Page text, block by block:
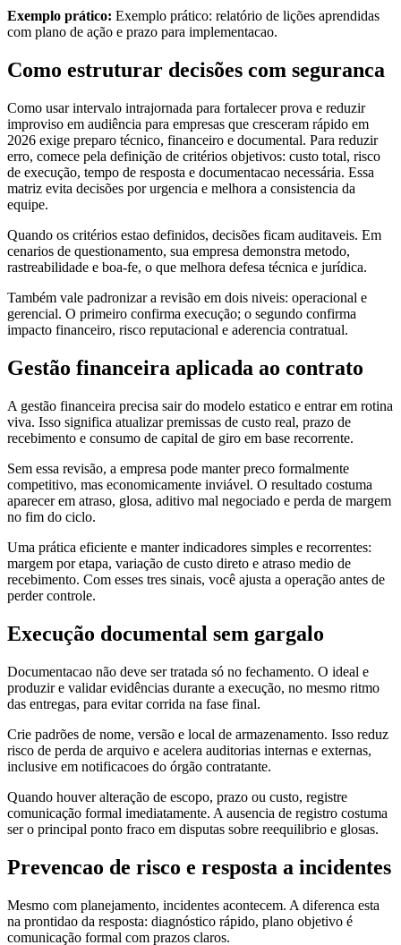
Exemplo prático: Exemplo prático: relatório de lições aprendidas
com plano de ação e prazo para implementacao.
Como estruturar decisões com seguranca
Como usar intervalo intrajornada para fortalecer prova e reduzir
improviso em audiência para empresas que cresceram rápido em
2026 exige preparo técnico, financeiro e documental. Para reduzir
erro, comece pela definição de critérios objetivos: custo total, risco
de execução, tempo de resposta e documentacao necessária. Essa
matriz evita decisões por urgencia e melhora a consistencia da
equipe.
Quando os critérios estao definidos, decisões ficam auditaveis. Em
cenarios de questionamento, sua empresa demonstra metodo,
rastreabilidade e boa-fe, o que melhora defesa técnica e jurídica.
Também vale padronizar a revisão em dois niveis: operacional e
gerencial. O primeiro confirma execução; o segundo confirma
impacto financeiro, risco reputacional e aderencia contratual.
Gestão financeira aplicada ao contrato
A gestão financeira precisa sair do modelo estatico e entrar em rotina
viva. Isso significa atualizar premissas de custo real, prazo de
recebimento e consumo de capital de giro em base recorrente.
Sem essa revisão, a empresa pode manter preco formalmente
competitivo, mas economicamente inviável. O resultado costuma
aparecer em atraso, glosa, aditivo mal negociado e perda de margem
no fim do ciclo.
Uma prática eficiente e manter indicadores simples e recorrentes:
margem por etapa, variação de custo direto e atraso medio de
recebimento. Com esses tres sinais, você ajusta a operação antes de
perder controle.
Execução documental sem gargalo
Documentacao não deve ser tratada só no fechamento. O ideal e
produzir e validar evidências durante a execução, no mesmo ritmo
das entregas, para evitar corrida na fase final.
Crie padrões de nome, versão e local de armazenamento. Isso reduz
risco de perda de arquivo e acelera auditorias internas e externas,
inclusive em notificacoes do órgão contratante.
Quando houver alteração de escopo, prazo ou custo, registre
comunicação formal imediatamente. A ausencia de registro costuma
ser o principal ponto fraco em disputas sobre reequilibrio e glosas.
Prevencao de risco e resposta a incidentes
Mesmo com planejamento, incidentes acontecem. A diferenca esta
na prontidao da resposta: diagnóstico rápido, plano objetivo é
comunicação formal com prazos claros.